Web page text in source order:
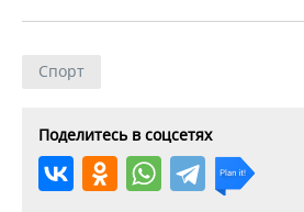
Спорт
Поделитесь в соцсетях